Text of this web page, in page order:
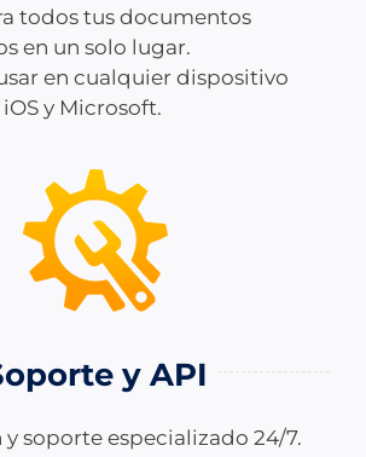
todos tus documentos
en un solo lugar.
en cualquier dispositivo
y Microsoft.
y API
soporte especializado 24/7.